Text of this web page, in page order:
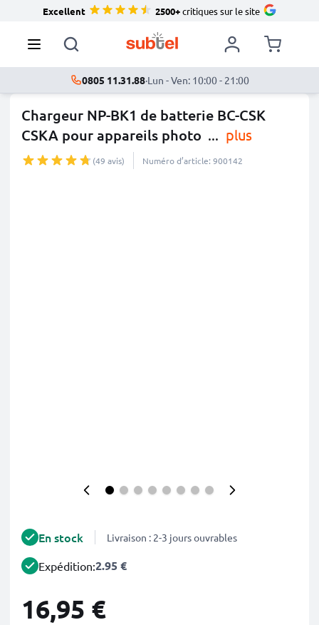
Excellent 2500+critiques sur le site
0805 11.31.88·Lun - Ven: 10:00 - 21:00
Chargeur NP-BK1 de batterie BC-CSK
CSKA pour appareils photo ... plus
(49 avis) Numéro d’article: 900142
En stock Livraison : 2-3 jours ouvrables
Expédition:2.95 €
16,95 €